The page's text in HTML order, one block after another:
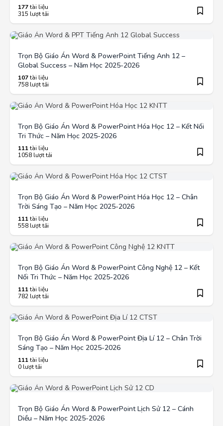
177tài liệu
315 lượt tải
Trọn Bộ Giáo Án Word & PowerPoint Tiếng Anh 12 –
Global Success – Năm Học 2025-2026
107tài liệu
758 lượt tải
Trọn Bộ Giáo Án Word & PowerPoint Hóa Học 12 – Kết Nối
Tri Thức – Năm Học 2025-2026
111tài liệu
1058 lượt tải
Trọn Bộ Giáo Án Word & PowerPoint Hóa Học 12 – Chân
Trời Sáng Tạo – Năm Học 2025-2026
111tài liệu
558 lượt tải
Trọn Bộ Giáo Án Word & PowerPoint Công Nghệ 12 – Kết
Nối Tri Thức – Năm Học 2025-2026
111tài liệu
782 lượt tải
Trọn Bộ Giáo Án Word & PowerPoint Địa Lí 12 – Chân Trời
Sáng Tạo – Năm Học 2025-2026
111tài liệu
0 lượt tải
Trọn Bộ Giáo Án Word & PowerPoint Lịch Sử 12 – Cánh
Diều – Năm Học 2025-2026